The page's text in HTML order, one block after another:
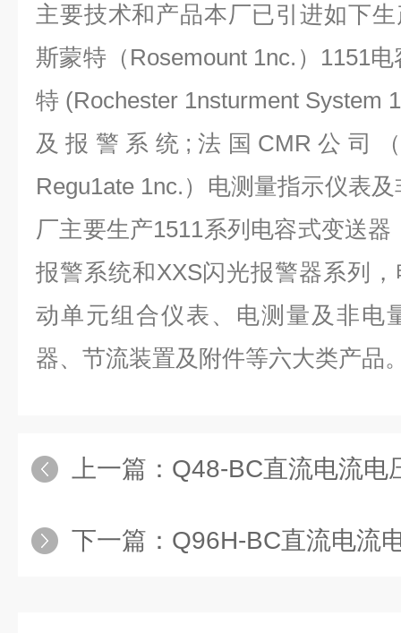
主要技术和产品本厂已引进如下
斯蒙特（Rosemount 1nc.）1151
特 (Rochester 1nsturment System
及报警系统;法国CMR公司（
Regu1ate 1nc.）电测量指示仪表
厂主要生产1511系列电容式变送
报警系统和XXS闪光报警器系列
动单元组合仪表、电测量及非电
器、节流装置及附件等六大类产品
上一篇： Q48-BC直流电流电
下一篇： Q96H-BC直流电流